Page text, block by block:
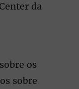
da
os
sobre